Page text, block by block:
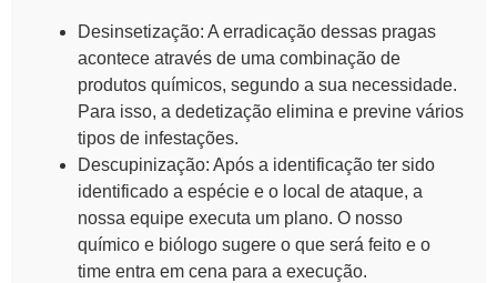
Desinsetização: A erradicação dessas pragas
acontece através de uma combinação de
produtos químicos, segundo a sua necessidade.
Para isso, a dedetização elimina e previne vários
tipos de infestações.
Descupinização: Após a identificação ter sido
identificado a espécie e o local de ataque, a
nossa equipe executa um plano. O nosso
químico e biólogo sugere o que será feito e o
time entra em cena para a execução.